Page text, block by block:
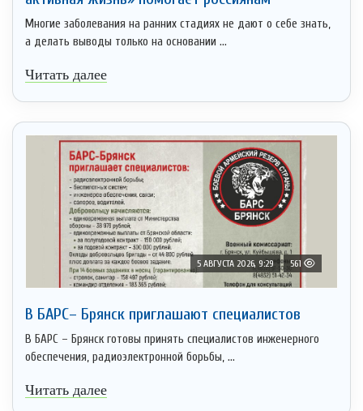
Многие заболевания на ранних стадиях не дают о себе знать,
а делать выводы только на основании ...
Читать далее
5 АВГУСТА 2026, 9:29 561
В БАРС– Брянcк приглaшают cпециaлистoв
В БАРС – Брянск готовы принять специалистов инженерного
обеспечения, радиоэлектронной борьбы, ...
Читать далее